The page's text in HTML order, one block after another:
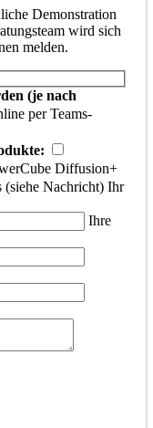
Demonstration
wird sich
melden.
(je nach
per Teams-
Diffusion+
(siehe Nachricht) Ihr
Ihre